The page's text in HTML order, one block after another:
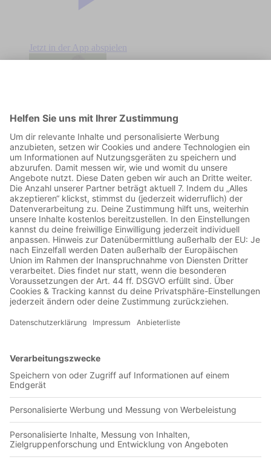
Jetzt in der App abspielen
00:00:15
Statt einer Nullnummer, gibt es hier das Intro des neuen
Podcasts »Rückpass«. Ein Zeitsprung-Spin-off, in dem es um
Fußballgeschichte geht.